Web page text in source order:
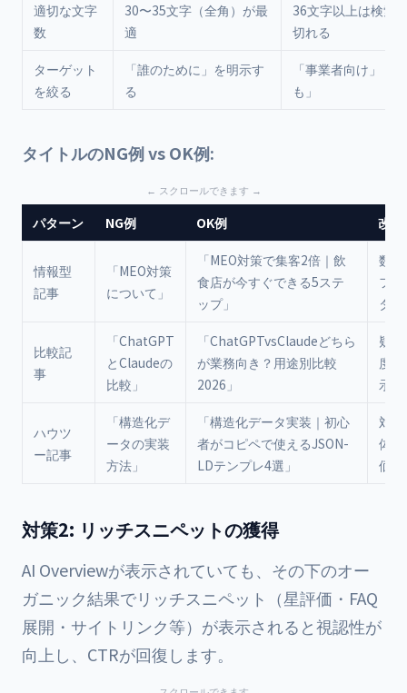
適切な文字
数
30〜35文字（全角）が最
適
36文字以上は検索
切れる
ターゲット
を絞る
「誰のために」を明示す
る
「事業者向け」「
も」
タイトルのNG例 vs OK例:
パターン NG例 OK例 改善
情報型
記事
「MEO対策
について」
「MEO対策で集客2倍｜飲
食店が今すぐできる5ステ
ップ」
数
フ
タ
比較記
事
「ChatGPT
とClaudeの
比較」
「ChatGPTvsClaudeどちら
が業務向き？用途別比較
2026」
疑
度
示
ハウツ
ー記事
「構造化デ
ータの実装
方法」
「構造化データ実装｜初心
者がコピペで使えるJSON-
LDテンプレ4選」
対
体
価値
対策2: リッチスニペットの獲得
AI Overviewが表示されていても、その下のオー
ガニック結果でリッチスニペット（星評価・FAQ
展開・サイトリンク等）が表示されると視認性が
向上し、CTRが回復します。